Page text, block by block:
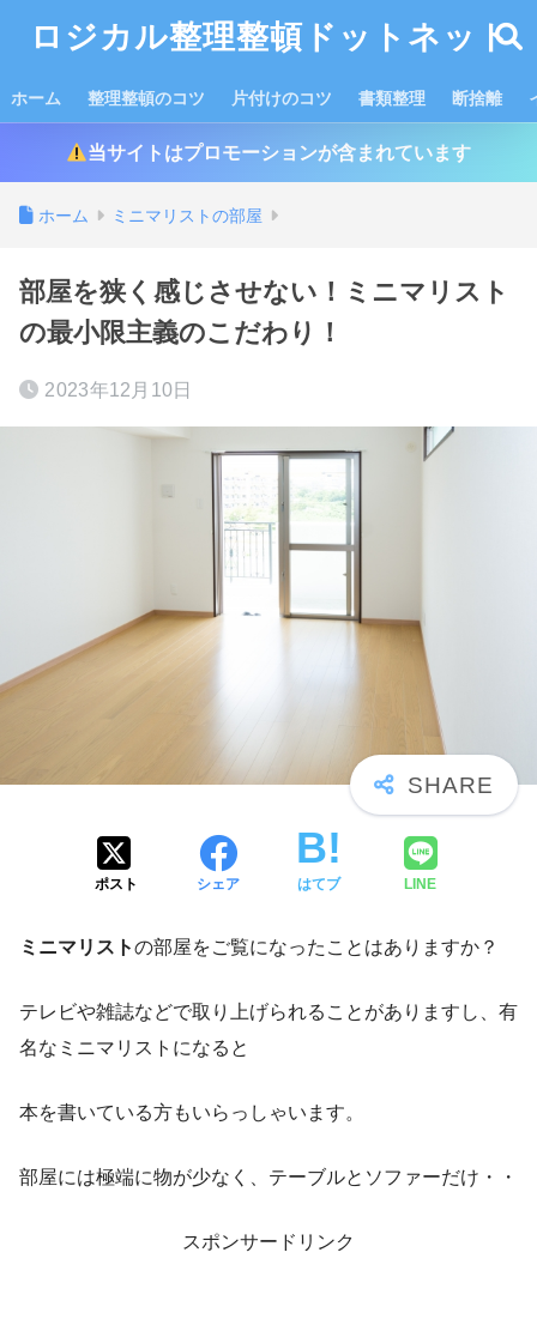
ロジカル整理整頓ドットネット
ホーム 整理整頓のコツ 片付けのコツ 書類整理 断捨離
当サイトはプロモーションが含まれています
ホーム ミニマリストの部屋
部屋を狭く感じさせない！ミニマリスト
の最小限主義のこだわり！
2023年12月10日
ポスト シェア はてブ LINE
ミニマリストの部屋をご覧になったことはありますか？
テレビや雑誌などで取り上げられることがありますし、有
名なミニマリストになると
本を書いている方もいらっしゃいます。
部屋には極端に物が少なく、テーブルとソファーだけ・・
スポンサードリンク